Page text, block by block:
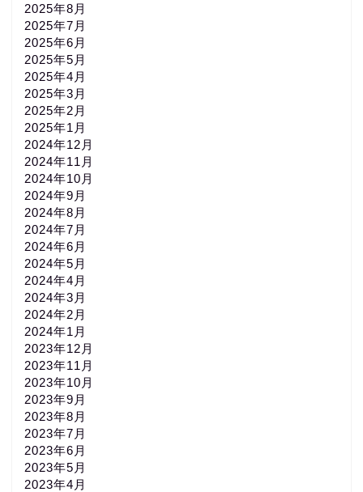
2025年8月
2025年7月
2025年6月
2025年5月
2025年4月
2025年3月
2025年2月
2025年1月
2024年12月
2024年11月
2024年10月
2024年9月
2024年8月
2024年7月
2024年6月
2024年5月
2024年4月
2024年3月
2024年2月
2024年1月
2023年12月
2023年11月
2023年10月
2023年9月
2023年8月
2023年7月
2023年6月
2023年5月
2023年4月